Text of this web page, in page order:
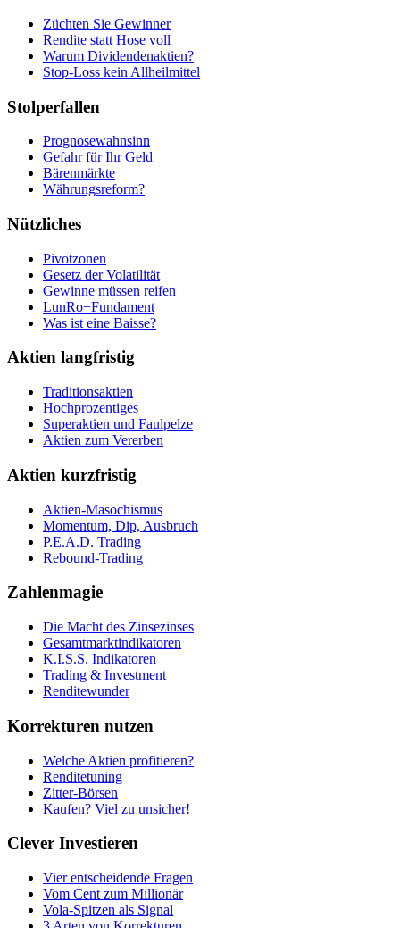
Züchten Sie Gewinner
Rendite statt Hose voll
Warum Dividendenaktien?
Stop-Loss kein Allheilmittel
Stolperfallen
Prognosewahnsinn
Gefahr für Ihr Geld
Bärenmärkte
Währungsreform?
Nützliches
Pivotzonen
Gesetz der Volatilität
Gewinne müssen reifen
LunRo+Fundament
Was ist eine Baisse?
Aktien langfristig
Traditionsaktien
Hochprozentiges
Superaktien und Faulpelze
Aktien zum Vererben
Aktien kurzfristig
Aktien-Masochismus
Momentum, Dip, Ausbruch
P.E.A.D. Trading
Rebound-Trading
Zahlenmagie
Die Macht des Zinsezinses
Gesamtmarktindikatoren
K.I.S.S. Indikatoren
Trading & Investment
Renditewunder
Korrekturen nutzen
Welche Aktien profitieren?
Renditetuning
Zitter-Börsen
Kaufen? Viel zu unsicher!
Clever Investieren
Vier entscheidende Fragen
Vom Cent zum Millionär
Vola-Spitzen als Signal